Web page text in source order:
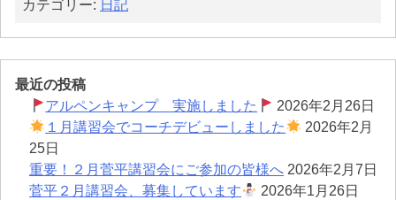
カテゴリー: 日記
最近の投稿
アルペンキャンプ 実施しました
2026年2月26日
１月講習会でコーチデビューしました
2026年2月
25日
重要！２月菅平講習会にご参加の皆様へ 2026年2月7日
菅平２月講習会、募集しています
2026年1月26日